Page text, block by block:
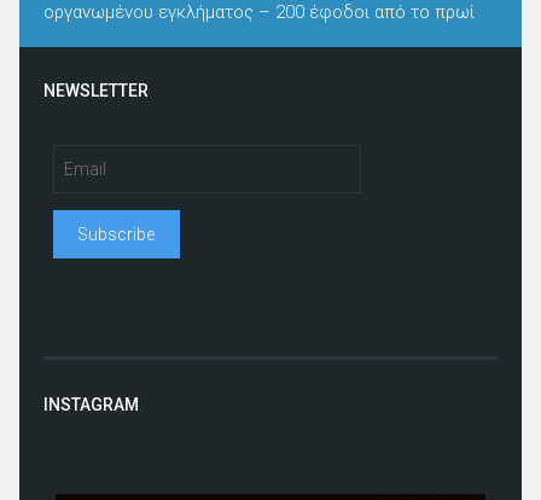
οργανωμένου εγκλήματος – 200 έφοδοι από το πρωί
NEWSLETTER
INSTAGRAM